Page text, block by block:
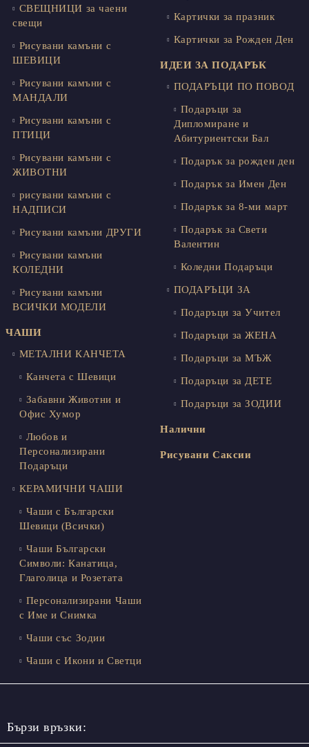
СВЕЩНИЦИ за чаени
свещи
Рисувани камъни с
ШЕВИЦИ
Рисувани камъни с
МАНДАЛИ
Рисувани камъни с
ПТИЦИ
Рисувани камъни с
ЖИВОТНИ
рисувани камъни с
НАДПИСИ
Рисувани камъни ДРУГИ
Рисувани камъни
КОЛЕДНИ
Рисувани камъни
ВСИЧКИ МОДЕЛИ
ЧАШИ
МЕТАЛНИ КАНЧЕТА
Канчета с Шевици
Забавни Животни и
Офис Хумор
Любов и
Персонализирани
Подаръци
КЕРАМИЧНИ ЧАШИ
Чаши с Български
Шевици (Всички)
Чаши Български
Символи: Канатица,
Глаголица и Розетата
Персонализирани Чаши
с Име и Снимка
Чаши със Зодии
Чаши с Икони и Светци
Картички за празник
Картички за Рожден Ден
ИДЕИ ЗА ПОДАРЪК
ПОДАРЪЦИ ПО ПОВОД
Подаръци за
Дипломиране и
Абитуриентски Бал
Подарък за рожден ден
Подарък за Имен Ден
Подарък за 8-ми март
Подарък за Свети
Валентин
Коледни Подаръци
ПОДАРЪЦИ ЗА
Подаръци за Учител
Подаръци за ЖЕНА
Подаръци за МЪЖ
Подаръци за ДЕТЕ
Подаръци за ЗОДИИ
Налични
Рисувани Саксии
Бързи връзки: